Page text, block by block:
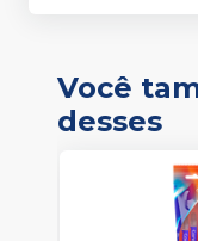
Você
desses